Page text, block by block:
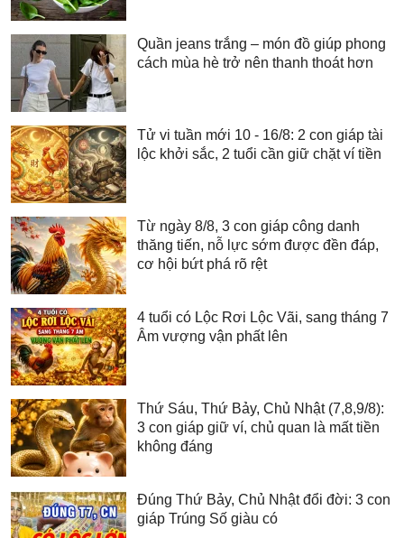
Quần jeans trắng – món đồ giúp phong
cách mùa hè trở nên thanh thoát hơn
Tử vi tuần mới 10 - 16/8: 2 con giáp tài
lộc khởi sắc, 2 tuổi cần giữ chặt ví tiền
Từ ngày 8/8, 3 con giáp công danh
thăng tiến, nỗ lực sớm được đền đáp,
cơ hội bứt phá rõ rệt
4 tuổi có Lộc Rơi Lộc Vãi, sang tháng 7
Âm vượng vận phất lên
Thứ Sáu, Thứ Bảy, Chủ Nhật (7,8,9/8):
3 con giáp giữ ví, chủ quan là mất tiền
không đáng
Đúng Thứ Bảy, Chủ Nhật đổi đời: 3 con
giáp Trúng Số giàu có